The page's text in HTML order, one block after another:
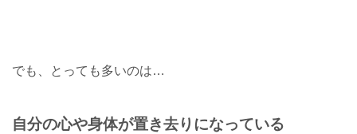
でも、とっても多いのは…
自分の心や身体が置き去りになっている